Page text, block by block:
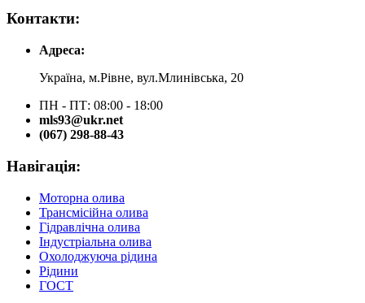
Контакти:
Адреса:
Україна, м.Рівне, вул.Млинівська, 20
ПН - ПТ: 08:00 - 18:00
mls93@ukr.net
(067) 298-88-43
Навігація:
Моторна олива
Трансмісійна олива
Гідравлічна олива
Індустріальна олива
Охолоджуюча рідина
Рідини
ГОСТ